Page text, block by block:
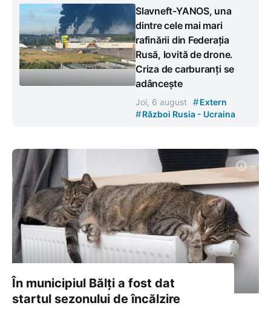
Slavneft-YANOS, una
dintre cele mai mari
rafinării din Federația
Rusă, lovită de drone.
Criza de carburanți se
adâncește
Joi, 6 august #Extern
#Război Rusia - Ucraina
În municipiul Bălți a fost dat
startul sezonului de încălzire